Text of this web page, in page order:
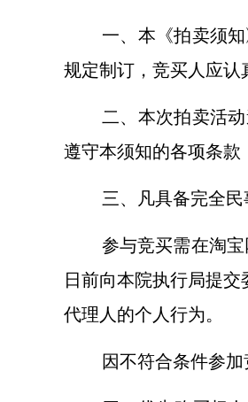
一、本《拍卖须
规定制订，竞买人应认
二、本次拍卖活
遵守本须知的各项条款
三、凡具备完全
参与竞买需在淘
日前向本院执行局提
代理人的个人行为。
因不符合条件参